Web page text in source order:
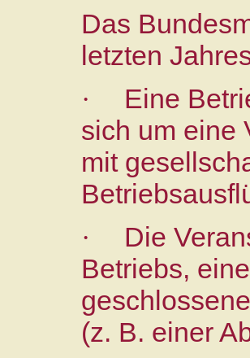
Das
letzten
·
Eine
sich um eine
mit
·
Die
Betriebs,
(z. B. einer